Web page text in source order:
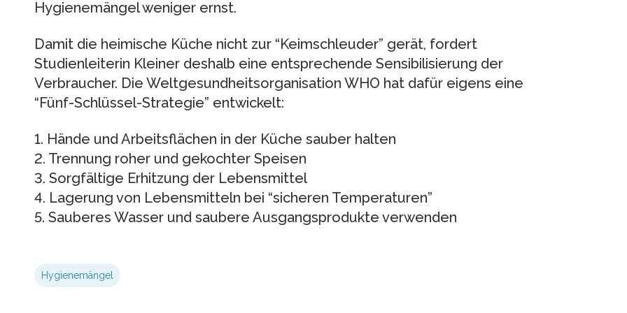
Hygienemängel weniger ernst.
Damit die heimische Küche nicht zur “Keimschleuder” gerät, fordert
Studienleiterin Kleiner deshalb eine entsprechende Sensibilisierung der
Verbraucher. Die Weltgesundheitsorganisation WHO hat dafür eigens eine
“Fünf-Schlüssel-Strategie” entwickelt:
1. Hände und Arbeitsflächen in der Küche sauber halten
2. Trennung roher und gekochter Speisen
3. Sorgfältige Erhitzung der Lebensmittel
4. Lagerung von Lebensmitteln bei “sicheren Temperaturen”
5. Sauberes Wasser und saubere Ausgangsprodukte verwenden
Hygienemängel